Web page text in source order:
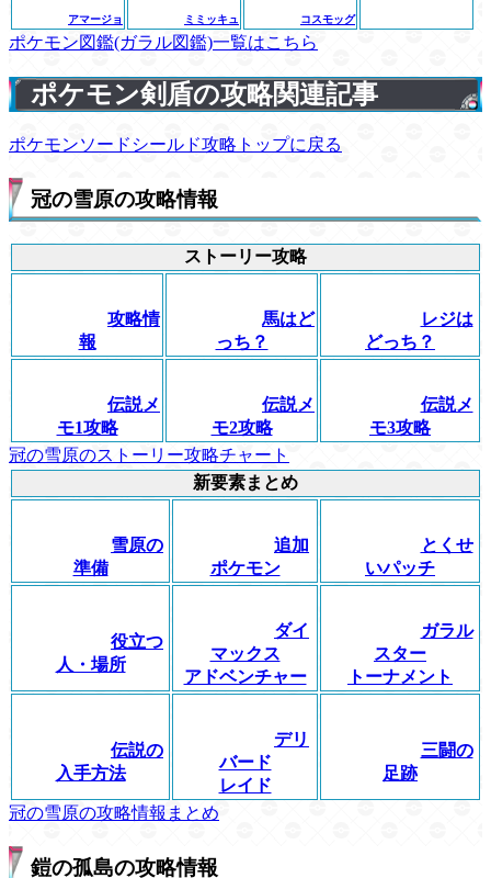
アマージョ ミミッキュ コスモッグ
ポケモン図鑑(ガラル図鑑)一覧はこちら
ポケモン剣盾の攻略関連記事
ポケモンソードシールド攻略トップに戻る
冠の雪原の攻略情報
ストーリー攻略
攻略情
報
馬はど
っち？
レジは
どっち？
伝説メ
モ1攻略
伝説メ
モ2攻略
伝説メ
モ3攻略
冠の雪原のストーリー攻略チャート
新要素まとめ
雪原の
準備
追加
ポケモン
とくせ
いパッチ
役立つ
人・場所
ダイ
マックス
アドベンチャー
ガラル
スター
トーナメント
伝説の
入手方法
デリ
バード
レイド
三闘の
足跡
冠の雪原の攻略情報まとめ
鎧の孤島の攻略情報